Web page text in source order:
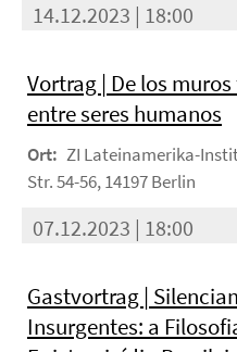
14.12.2023 | 18:00
Vortrag | De los
entre seres humanos
Ort: ZI Lateinamerika-
Str. 54-56, 14197 Berlin
07.12.2023 | 18:00
Gastvortrag |
Insurgentes: a